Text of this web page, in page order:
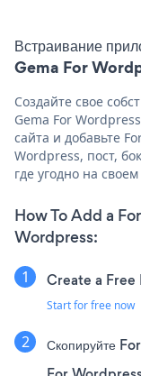
Встраивание
Gema For
Создайте свое
Gema For
сайта и добавьте
Wordpress, пост,
где угодно на своем
How To Add a
Wordpress:
Create a
Start for free now
Скопируйте